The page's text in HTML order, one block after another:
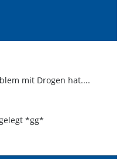
mit Drogen hat....
*gg*